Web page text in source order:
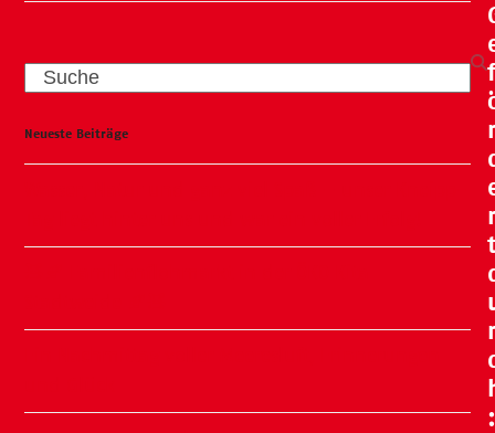
Search
Neueste Beiträge
f
r
r
t
r
: